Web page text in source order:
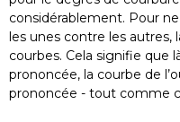
considérablement. Pour
les unes contre les
courbes. Cela signifie que
prononcée, la courbe de
prononcée - tout comme